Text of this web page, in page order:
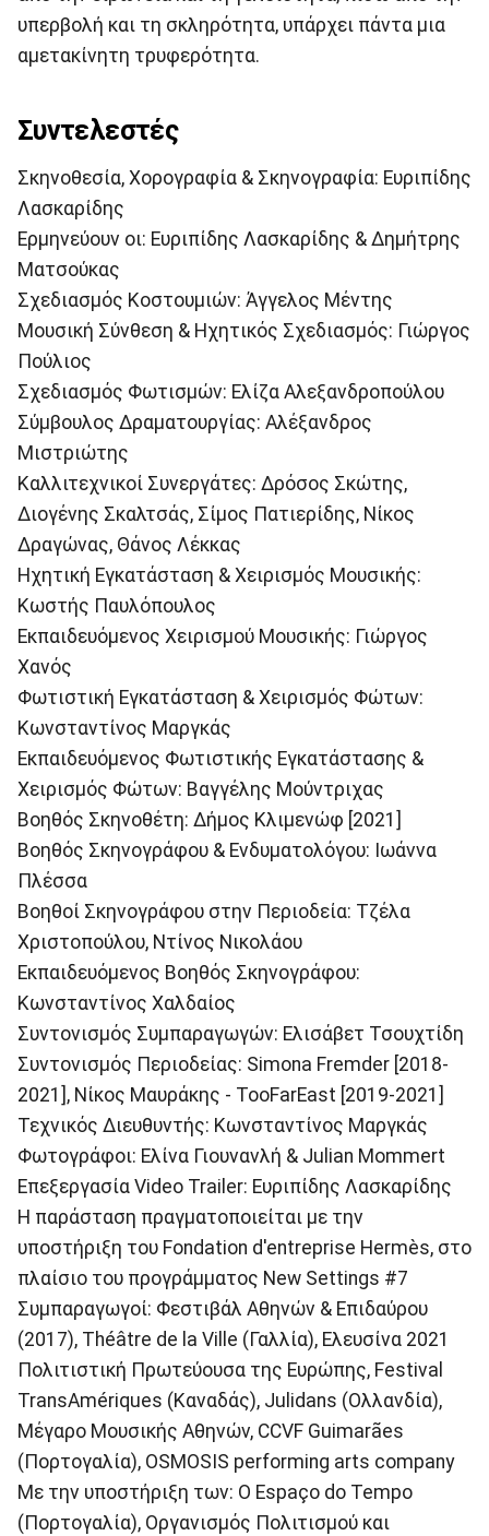
υπερβολή και τη σκληρότητα, υπάρχει πάντα μια
αμετακίνητη τρυφερότητα.
Συντελεστές
Σκηνοθεσία, Χορογραφία & Σκηνογραφία: Ευριπίδης
Λασκαρίδης
Ερμηνεύουν οι: Ευριπίδης Λασκαρίδης & Δημήτρης
Ματσούκας
Σχεδιασμός Κοστουμιών: Άγγελος Μέντης
Μουσική Σύνθεση & Ηχητικός Σχεδιασμός: Γιώργος
Πούλιος
Σχεδιασμός Φωτισμών: Ελίζα Αλεξανδροπούλου
Σύμβουλος Δραματουργίας: Αλέξανδρος
Μιστριώτης
Καλλιτεχνικοί Συνεργάτες: Δρόσος Σκώτης,
Διογένης Σκαλτσάς, Σίμος Πατιερίδης, Νίκος
Δραγώνας, Θάνος Λέκκας
Ηχητική Εγκατάσταση & Χειρισμός Μουσικής:
Κωστής Παυλόπουλος
Εκπαιδευόμενος Χειρισμού Μουσικής: Γιώργος
Χανός
Φωτιστική Εγκατάσταση & Χειρισμός Φώτων:
Κωνσταντίνος Μαργκάς
Εκπαιδευόμενος Φωτιστικής Εγκατάστασης &
Χειρισμός Φώτων: Βαγγέλης Μούντριχας
Βοηθός Σκηνοθέτη: Δήμος Κλιμενώφ [2021]
Βοηθός Σκηνογράφου & Ενδυματολόγου: Ιωάννα
Πλέσσα
Βοηθοί Σκηνογράφου στην Περιοδεία: Τζέλα
Χριστοπούλου, Ντίνος Νικολάου
Εκπαιδευόμενος Βοηθός Σκηνογράφου:
Κωνσταντίνος Χαλδαίος
Συντονισμός Συμπαραγωγών: Ελισάβετ Τσουχτίδη
Συντονισμός Περιοδείας: Simona Fremder [2018-
2021], Νίκος Μαυράκης - TooFarEast [2019-2021]
Τεχνικός Διευθυντής: Κωνσταντίνος Μαργκάς
Φωτογράφοι: Ελίνα Γιουνανλή & Julian Mommert
Επεξεργασία Video Trailer: Ευριπίδης Λασκαρίδης
Η παράσταση πραγματοποιείται με την
υποστήριξη του Fondation d'entreprise Hermès, στο
πλαίσιο του προγράμματος New Settings #7
Συμπαραγωγοί: Φεστιβάλ Αθηνών & Επιδαύρου
(2017), Théâtre de la Ville (Γαλλία), Ελευσίνα 2021
Πολιτιστική Πρωτεύουσα της Ευρώπης, Festival
TransAmériques (Καναδάς), Julidans (Ολλανδία),
Μέγαρο Μουσικής Αθηνών, CCVF Guimarães
(Πορτογαλία), OSMOSIS performing arts company
Με την υποστήριξη των: O Espaço do Tempo
(Πορτογαλία), Οργανισμός Πολιτισμού και